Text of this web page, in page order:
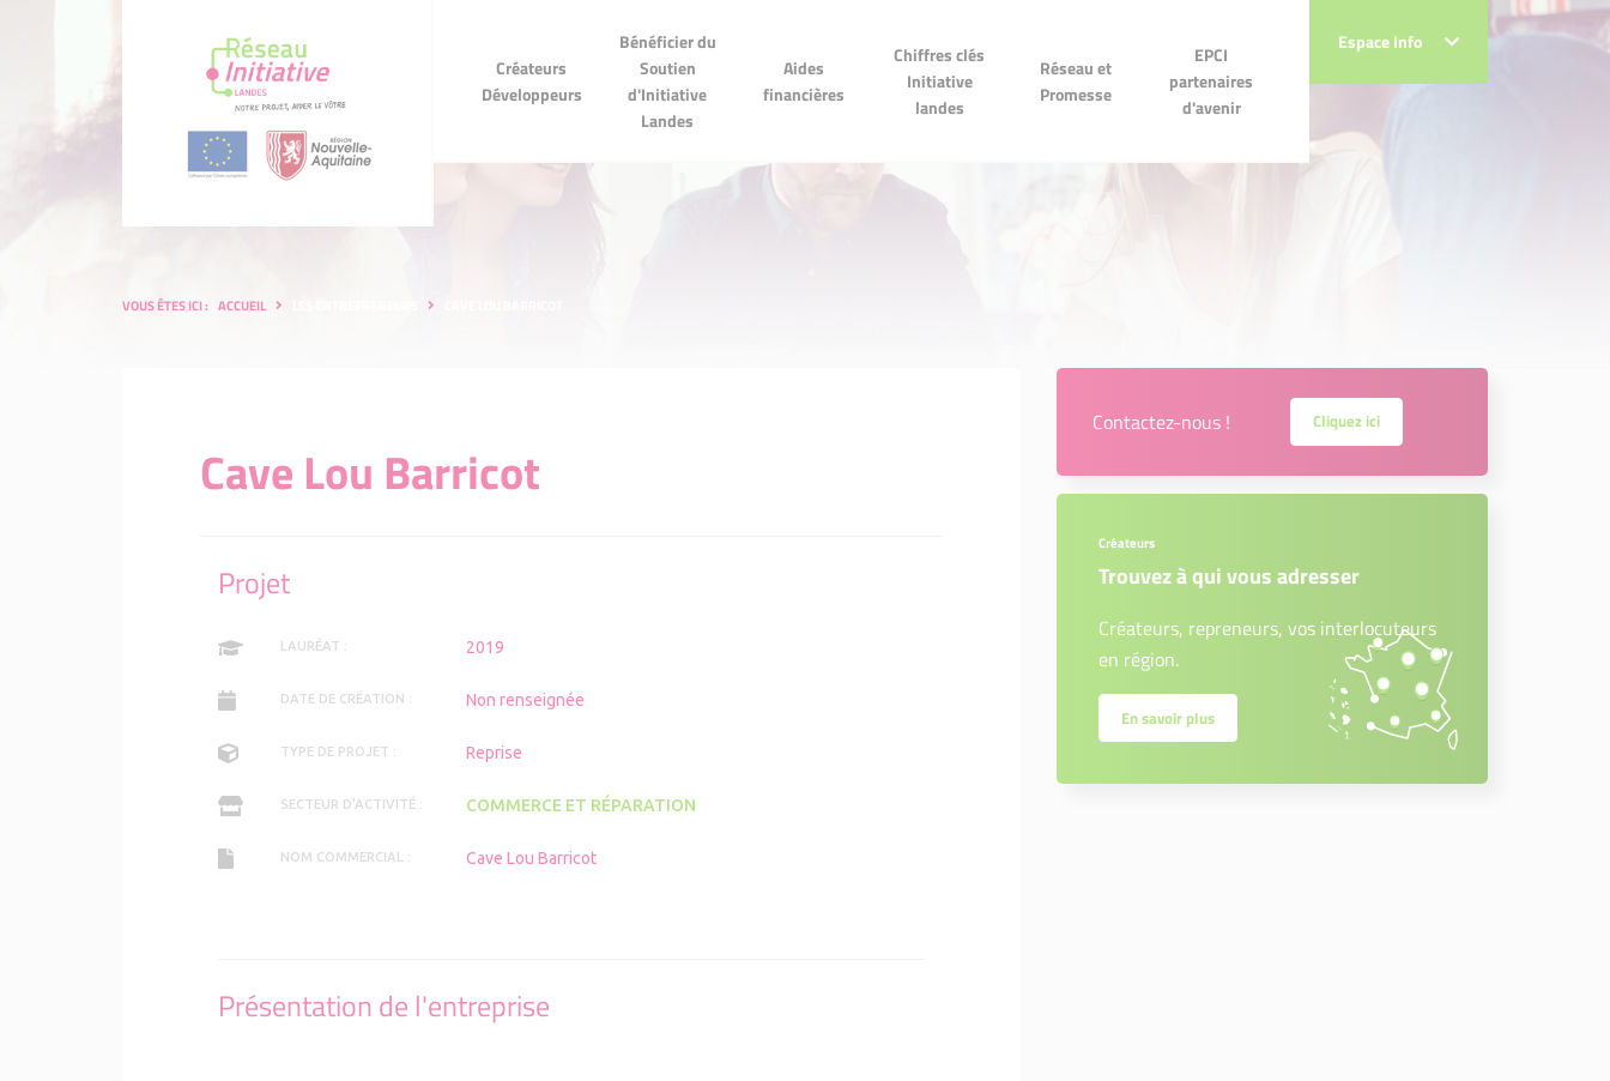
Créateurs
Développeurs
Bénéficier du
Soutien
d'Initiative
Landes
Aides
financières
Chiffres clés
Initiative
landes
Réseau et
Promesse
EPCI
partenaires
d'avenir
Espace Info
Bénéficier du
Soutien
d'Initiative Landes
Aides financières
Chiffres clés
Initiative landes
Promesse
EPCI partenaires
d'avenir
Espace Info
VOUS ÊTES ICI : ACCUEIL
Cave Lou Barricot
Projet
LAURÉAT : 2019
DATE DE CRÉATION : Non renseignée
TYPE DE PROJET : Reprise
SECTEUR D'ACTIVITÉ : COMMERCE ET RÉPARATION
NOM COMMERCIAL : Cave Lou Barricot
Présentation de l'entreprise
Contactez-nous ! Cliquez ici
Créateurs
Trouvez à qui vous adresser
Créateurs, repreneurs, vos interlocuteurs
en région.
En savoir plus